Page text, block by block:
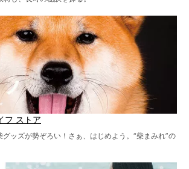
フ ストア
ッズが勢ぞろい！さぁ、はじめよう。“柴まみれ”の